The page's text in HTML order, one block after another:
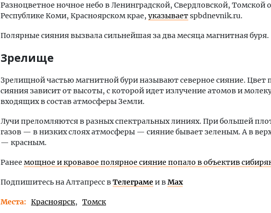
Разноцветное ночное небо в Ленинградской, Свердловской, Томской
Республике Коми, Красноярском крае, указываетspbdnevnik.ru.
Полярные сияния вызвала сильнейшая за два месяца магнитная буря.
Зрелище
Зрелищной частью магнитной бури называют северное сияние. Цвет
сияния зависит от высоты, с которой идет излучение атомов и
входящих в состав атмосферы Земли.
Лучи преломляются в разных спектральных линиях. При большей
газов — в низких слоях атмосферы — сияние бывает зеленым. А в
— красным.
Ранее мощное и кровавое полярное сияние попало в объектив
Подпишитесь на Алтапресс вТелеграмеи вMax
Места Красноярск Томск